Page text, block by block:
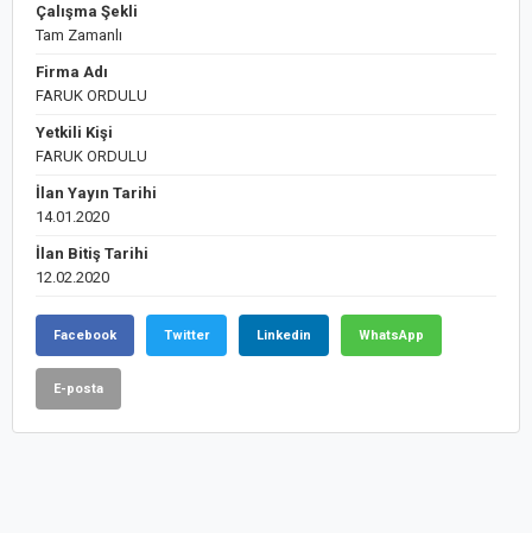
Çalışma Şekli
Tam Zamanlı
Firma Adı
FARUK ORDULU
Yetkili Kişi
FARUK ORDULU
İlan Yayın Tarihi
14.01.2020
İlan Bitiş Tarihi
12.02.2020
Facebook Twitter Linkedin WhatsApp
E-posta